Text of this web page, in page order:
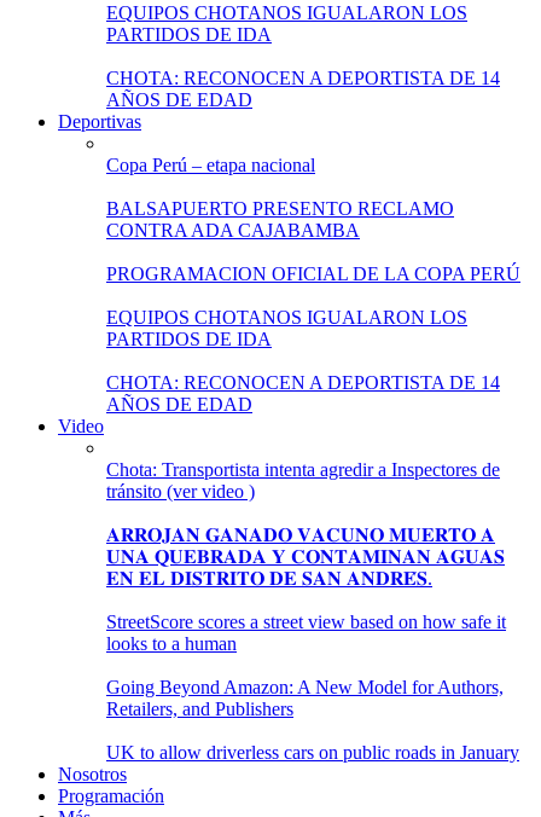
EQUIPOS CHOTANOS IGUALARON LOS
PARTIDOS DE IDA
CHOTA: RECONOCEN A DEPORTISTA DE 14
AÑOS DE EDAD
Deportivas
Copa Perú – etapa nacional
BALSAPUERTO PRESENTO RECLAMO
CONTRA ADA CAJABAMBA
PROGRAMACION OFICIAL DE LA COPA PERÚ
EQUIPOS CHOTANOS IGUALARON LOS
PARTIDOS DE IDA
CHOTA: RECONOCEN A DEPORTISTA DE 14
AÑOS DE EDAD
Video
Chota: Transportista intenta agredir a Inspectores de
tránsito (ver video )
𝐀𝐑𝐑𝐎𝐉𝐀𝐍 𝐆𝐀𝐍𝐀𝐃𝐎 𝐕𝐀𝐂𝐔𝐍𝐎 𝐌𝐔𝐄𝐑𝐓𝐎 𝐀
𝐔𝐍𝐀 𝐐𝐔𝐄𝐁𝐑𝐀𝐃𝐀 𝐘 𝐂𝐎𝐍𝐓𝐀𝐌𝐈𝐍𝐀𝐍 𝐀𝐆𝐔𝐀𝐒
𝐄𝐍 𝐄𝐋 𝐃𝐈𝐒𝐓𝐑𝐈𝐓𝐎 𝐃𝐄 𝐒𝐀𝐍 𝐀𝐍𝐃𝐑𝐄́𝐒.
StreetScore scores a street view based on how safe it
looks to a human
Going Beyond Amazon: A New Model for Authors,
Retailers, and Publishers
UK to allow driverless cars on public roads in January
Nosotros
Programación